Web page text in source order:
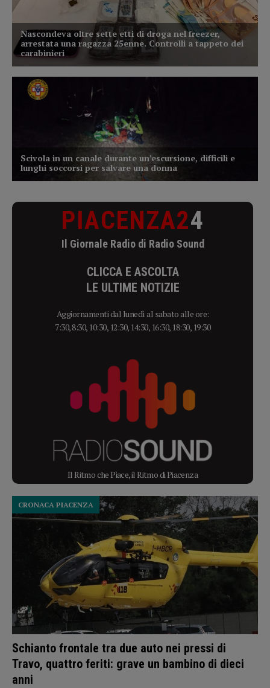
PIACENZA24
Il Giornale Radio di Radio Sound
CLICCA E ASCOLTA
LE ULTIME NOTIZIE
Aggiornamenti dal lunedì al sabato alle ore:
7:30, 8:30, 10:30, 12:30, 14:30, 16:30, 18:30, 19:30
Il Ritmo che Piace, il Ritmo di Piacenza
Schianto frontale tra due auto nei pressi di
Travo, quattro feriti: grave un bambino di dieci
anni
CRONACA PIACENZA